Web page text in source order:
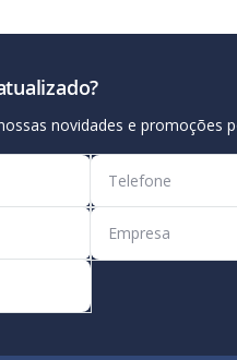
novidades e promoções